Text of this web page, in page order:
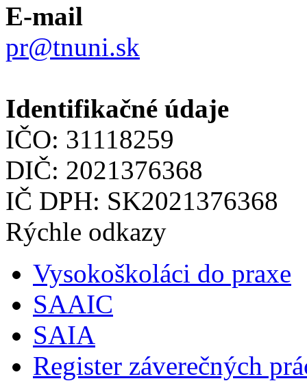
E-mail
pr@tnuni.sk
Identifikačné údaje
IČO: 31118259
DIČ: 2021376368
IČ DPH: SK2021376368
Rýchle odkazy
Vysokoškoláci do praxe
SAAIC
SAIA
Register záverečných